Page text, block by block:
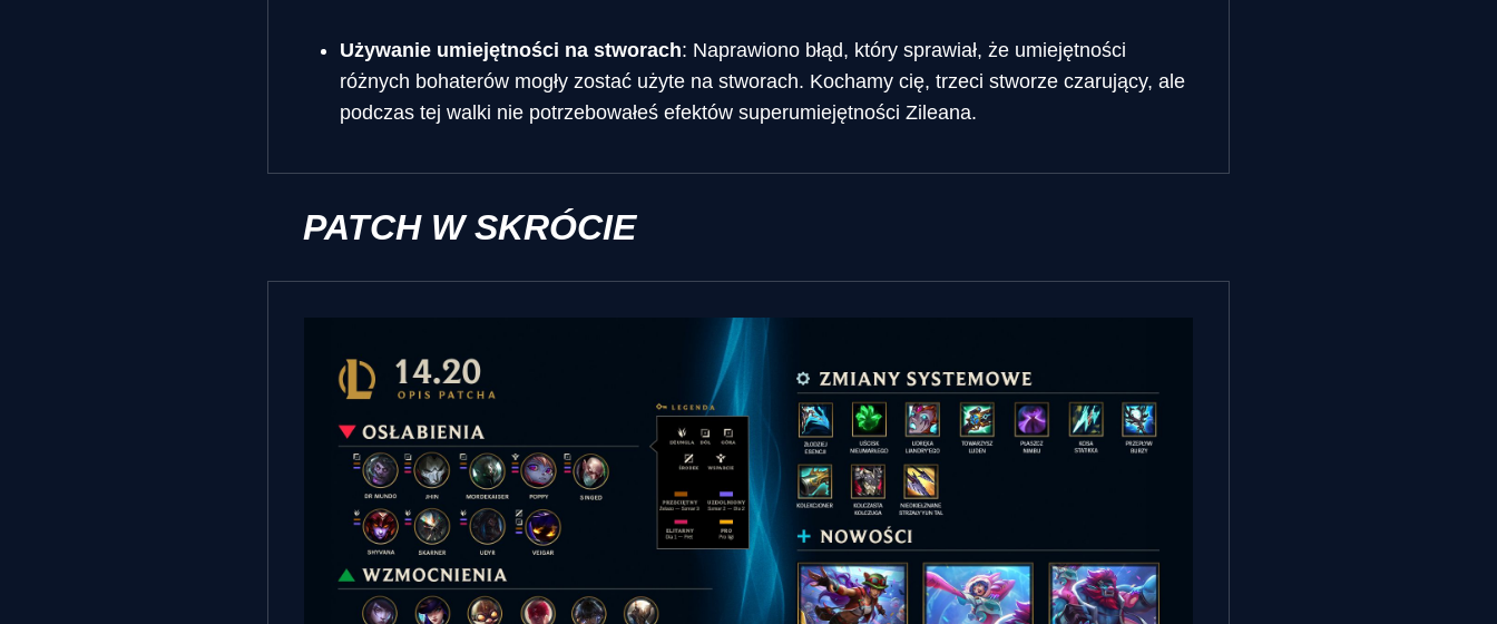
Używanie umiejętności na stworach: Naprawiono błąd, który sprawiał, że umiejętności
różnych bohaterów mogły zostać użyte na stworach. Kochamy cię, trzeci stworze czarujący, ale
podczas tej walki nie potrzebowałeś efektów superumiejętności Zileana.
PATCH W SKRÓCIE